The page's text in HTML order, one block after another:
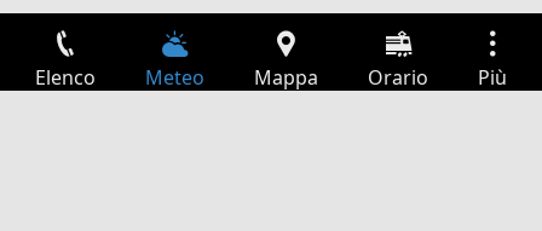
Elenco Meteo Mappa Orario Più